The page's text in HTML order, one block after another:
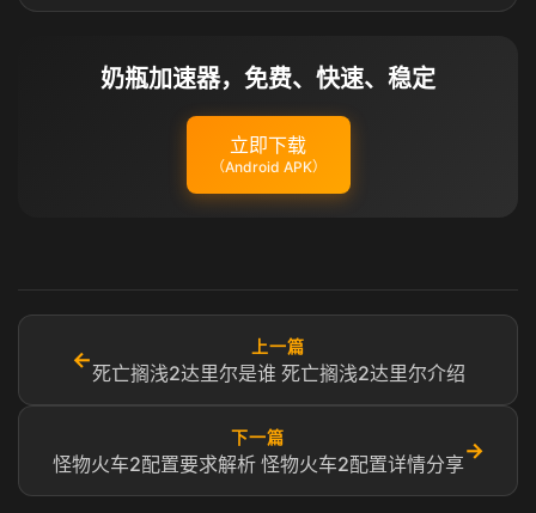
奶瓶加速器，免费、快速、稳定
立即下载
（Android APK）
←
上一篇
死亡搁浅2达里尔是谁 死亡搁浅2达里尔介绍
下一篇
怪物火车2配置要求解析 怪物火车2配置详情分享
→